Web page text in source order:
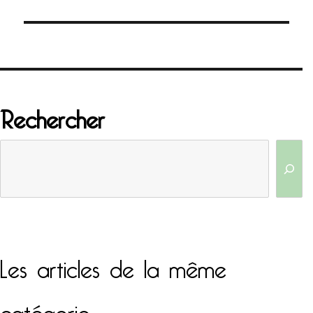
Rechercher
Les articles de la même